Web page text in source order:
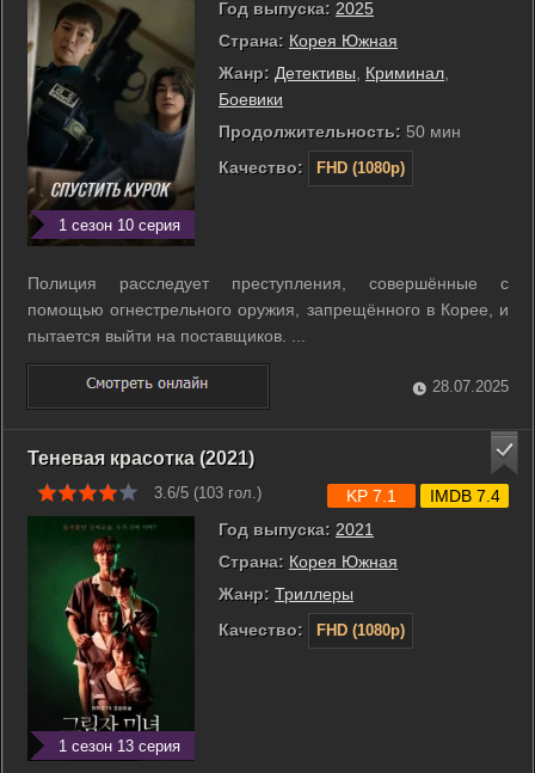
1 сезон 10 серия
Год выпуска: 2025
Страна: Корея Южная
Жанр: Детективы Криминал
Боевики
Продолжительность: 50 мин
Качество:
FHD (1080p)
Полиция расследует преступления, совершённые с
помощью огнестрельного оружия, запрещённого в Корее, и
пытается выйти на поставщиков. ...
28.07.2025
Теневая красотка (2021)
3.6/5 (103 гол.)
1 сезон 13 серия
Год выпуска: 2021
Страна: Корея Южная
Жанр: Триллеры
Качество:
FHD (1080p)
KP 7.1 IMDB 7.4